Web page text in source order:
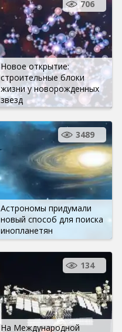
Новое открытие:
строительные блоки
жизни у новорожденных
звезд
706
Астрономы придумали
новый способ для поиска
инопланетян
3489
На Международной
134